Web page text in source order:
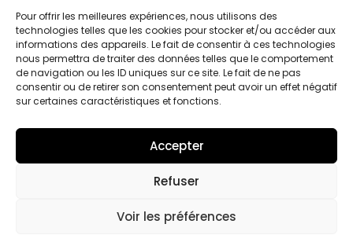
Pour offrir les meilleures expériences, nous utilisons des
technologies telles que les cookies pour stocker et/ou accéder aux
informations des appareils. Le fait de consentir à ces technologies
nous permettra de traiter des données telles que le comportement
de navigation ou les ID uniques sur ce site. Le fait de ne pas
consentir ou de retirer son consentement peut avoir un effet négatif
sur certaines caractéristiques et fonctions.
Accepter
Refuser
Voir les préférences
J'accepte de recevoir des newsletters et des informations
marketing de ASB France.